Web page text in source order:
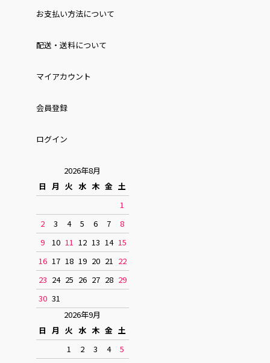
お⽀払い⽅法について
配送・送料について
マイアカウント
会員登録
ログイン
2026年8月
日 月 火 水 木 金 土
1
2
3 4 5 6 7
8
9
10 11 12 13 14 15
16 17 18 19 20 21 22
23 24 25 26 27 28 29
30 31
2026年9月
日 月 火 水 木 金 土
1
2 3 4
5